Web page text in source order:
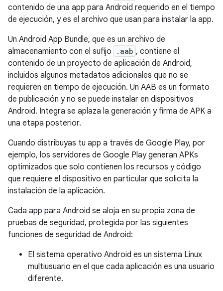
contenido de una app para Android requerido en el tiempo
de ejecución, y es el archivo que usan para instalar la app.
Un Android App Bundle, que es un archivo de
almacenamiento con el sufijo
.aab , contiene el
contenido de un proyecto de aplicación de Android,
incluidos algunos metadatos adicionales que no se
requieren en tiempo de ejecución. Un AAB es un formato
de publicación y no se puede instalar en dispositivos
Android. Integra se aplaza la generación y firma de APK a
una etapa posterior.
Cuando distribuyas tu app a través de Google Play, por
ejemplo, los servidores de Google Play generan APKs
optimizados que solo contienen los recursos y código
que requiere el dispositivo en particular que solicita la
instalación de la aplicación.
Cada app para Android se aloja en su propia zona de
pruebas de seguridad, protegida por las siguientes
funciones de seguridad de Android:
El sistema operativo Android es un sistema Linux
multiusuario en el que cada aplicación es una usuario
diferente.